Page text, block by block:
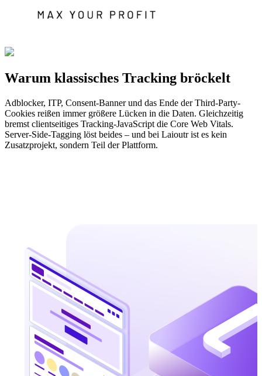
Warum klassisches Tracking bröckelt
Adblocker, ITP, Consent-Banner und das Ende der Third-Party-
Cookies reißen immer größere Lücken in die Daten. Gleichzeitig
bremst clientseitiges Tracking-JavaScript die Core Web Vitals.
Server-Side-Tagging löst beides – und bei Laioutr ist es kein
Zusatzprojekt, sondern Teil der Plattform.